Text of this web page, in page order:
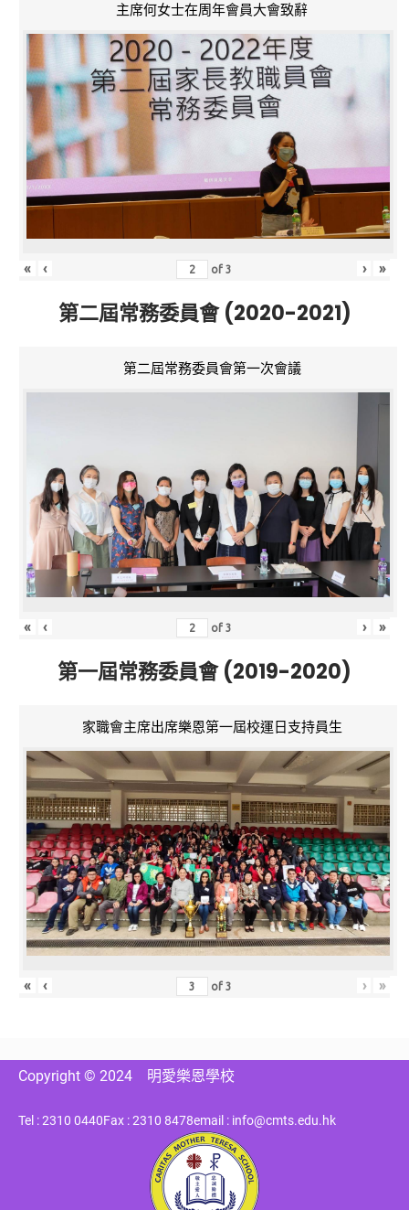
主席何女士在周年會員大會致辭
« ‹ of3 › »
第二屆常務委員會 (2020-2021)
第二屆常務委員會第一次會議
« ‹ of3 › »
第一屆常務委員會 (2019-2020)
家職會主席出席樂恩第一屆校運日支持員生
« ‹ of3 › »
Copyright © 2024 明愛樂恩學校
Tel : 2310 0440Fax : 2310 8478email : info@cmts.edu.hk